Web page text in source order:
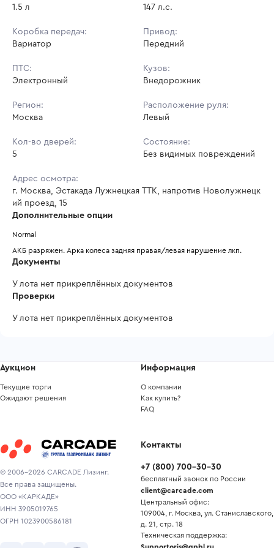
1.5 л
147 л.с.
Коробка передач:
Вариатор
Привод:
Передний
ПТС:
Электронный
Кузов:
Внедорожник
Регион:
Москва
Расположение руля:
Левый
Кол-во дверей:
5
Состояние:
Без видимых повреждений
Адрес осмотра:
г. Москва, Эстакада Лужнецкая ТТК, напротив Новолужнецк
ий проезд, 15
Дополнительные опции
Normal
АКБ разряжен. Арка колеса задняя правая/левая нарушение лкп.
Документы
У лота нет прикреплённых документов
Проверки
У лота нет прикреплённых документов
© 2006-2026 CARCADE Лизинг.
Все права защищены.
ООО «КАРКАДЕ»
ИНН 3905019765
ОГРН 1023900586181
Аукцион
Текущие торги
Ожидают решения
Информация
О компании
Как купить?
FAQ
Контакты
+7 (800) 700-30-30
бесплатный звонок по России
client@carcade.com
Центральный офис:
109004, г. Москва, ул. Станиславского,
д. 21, стр. 18
Техническая поддержка: